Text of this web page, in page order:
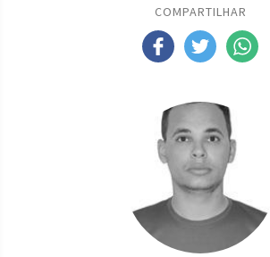
COMPARTILHAR